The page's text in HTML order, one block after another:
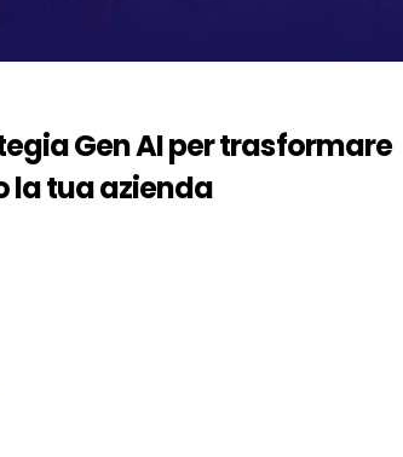
Gen AIper trasformare
la tua azienda